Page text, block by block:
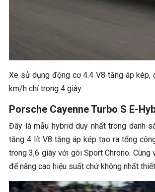
Xe sử dụng động cơ 4.4 V8 tăng áp
km/h chỉ trong 4 giây.
Porsche Cayenne Turbo S E-
Đây là mẫu hybrid duy nhất trong danh
tăng 4 lít V8 tăng áp kép tạo ra tổng
trong 3,6 giây với gói Sport Chrono.
để nâng cao hiệu suất chứ không nhất